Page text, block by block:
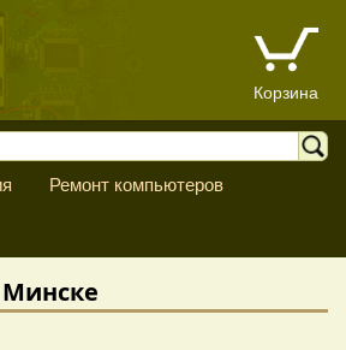
Корзина
Ремонт компьютеров